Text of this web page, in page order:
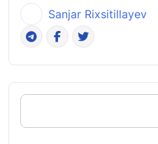
Sanjar Rixsitillayev